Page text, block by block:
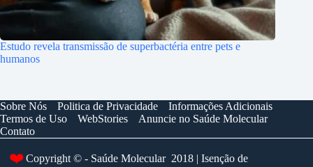
Estudo revela transmissão de superbactéria entre pets e
humanos
Sobre Nós Politica de Privacidade
Informações Adicionais
Termos de Uso
WebStories
Anuncie no Saúde Molecular
Contato
❤️Copyright © - Saúde Molecular 2018 | Isenção de